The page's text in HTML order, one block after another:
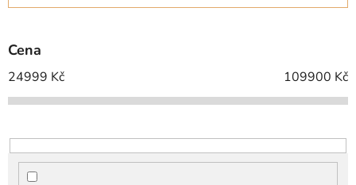
p
r
o
d
k
t
Cena
24999 Kč 109900 Kč